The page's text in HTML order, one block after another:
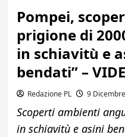
Pompei,
prigione di
in schiavitù e
bendati” –
Redazione PL 9
Scoperti ambienti
in schiavitù e asini